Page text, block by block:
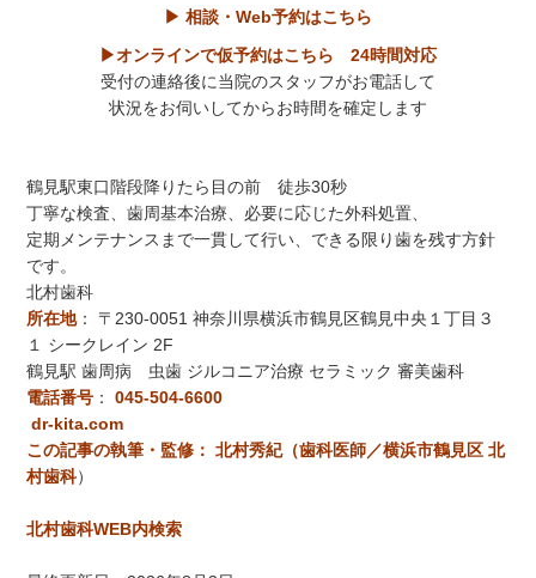
▶ 相談・Web予約はこちら
▶オンラインで仮予約はこちら 24時間対応
受付の連絡後に当院のスタッフがお電話して
状況をお伺いしてからお時間を確定します
鶴見駅東口階段降りたら目の前 徒歩30秒
丁寧な検査、歯周基本治療、必要に応じた外科処置、
定期メンテナンスまで一貫して行い、できる限り歯を残す方針
です。
北村歯科
所在地：
〒230-0051 神奈川県横浜市鶴見区鶴見中央１丁目３
１ シークレイン 2F
鶴見駅 歯周病 虫歯 ジルコニア治療 セラミック 審美歯科
電話番号 ：
045-504-6600
dr-kita.com
この記事の執筆・監修： 北村秀紀（歯科医師／横浜市鶴見区 北
村歯科）
北村歯科WEB内検索